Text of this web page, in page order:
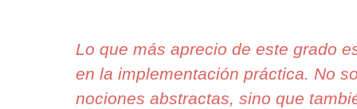
Lo que más aprecio de este grado
en la implementación práctica. No
nociones abstractas, sino que